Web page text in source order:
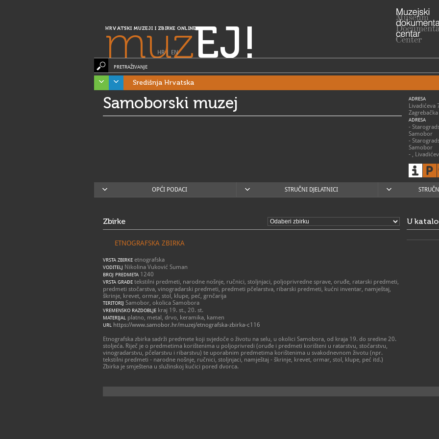
HRVATSKI MUZEJI I ZBIRKE ONLINE
muzEJ!
HR| EN
PRETRAŽIVANJE
Središnja Hrvatska
Samoborski muzej ADRESA
Livadićeva
ADRESA
-
Samobor
-
Samobor
- ,
- Rudnik
RADNO
utorak,
četvrtak: 8
subota,
T 01/
E
OPĆI PODACI STRUČNI DJELATNICI
Zbirke
ETNOGRAFSKA ZBIRKA
VRSTA ZBIRKE etnografska
VODITELJ Nikolina Vuković Suman
BROJ PREDMETA 1240
VRSTA GRAĐE tekstilni predmeti, narodne nošnje, ručnici, stoljnjaci, poljoprivredne sprave, oruđe, ratarski predmeti,
predmeti stočarstva, vinogradarski predmeti, predmeti pčelarstva, ribarski predmeti, kućni inventar, namještaj,
škrinje, krevet, ormar, stol, klupe, peć, grnčarija
TERITORIJ Samobor, okolica Samobora
VREMENSKO RAZDOBLJE kraj 19. st., 20. st.
MATERIJAL platno, metal, drvo, keramika, kamen
URL https://www.samobor.hr/muzej/etnografska-zbirka-c116
Etnografska zbirka sadrži predmete koji svjedoče o životu na selu, u okolici Samobora, od kraja 19. do sredine 20.
stoljeća. Riječ je o predmetima korištenima u poljoprivredi (oruđe i predmeti korišteni u ratarstvu, stočarstvu,
vinogradarstvu, pčelarstvu i ribarstvu) te uporabnim predmetima korištenima u svakodnevnom životu (npr.
tekstilni predmeti - narodne nošnje, ručnici, stoljnjaci, namještaj - škrinje, krevet, ormar, stol, klupe, peć itd.)
Zbirka je smještena u služinskoj kućici pored dvorca.
U